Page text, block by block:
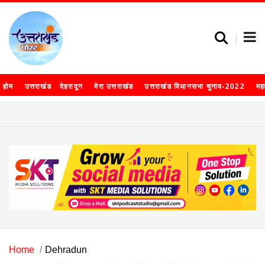
होम उत्तराखंड देहरादून मेरा उत्तराखंड उत्तराखंड विधानसभा चुनाव-2022
Home Dehradun